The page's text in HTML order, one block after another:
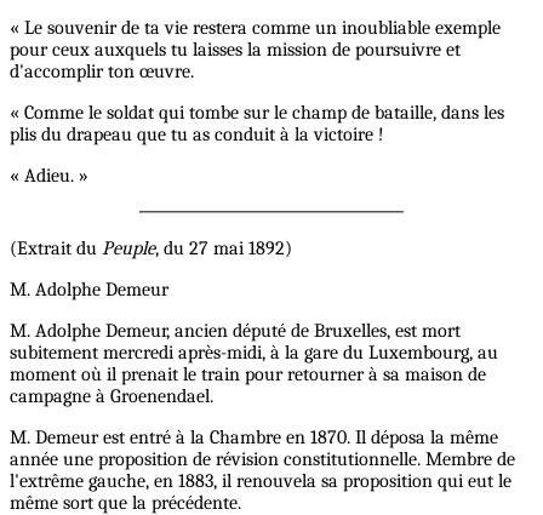
« Le souvenir de ta vie restera comme un inoubliable exemple
pour ceux auxquels tu laisses la mission de poursuivre et
d'accomplir ton œuvre.
« Comme le soldat qui tombe sur le champ de bataille, dans les
plis du drapeau que tu as conduit à la victoire !
« Adieu. »
(Extrait du Peuple, du 27 mai 1892)
M. Adolphe Demeur
M. Adolphe Demeur, ancien député de Bruxelles, est mort
subitement mercredi après-midi, à la gare du Luxembourg, au
moment où il prenait le train pour retourner à sa maison de
campagne à Groenendael.
M. Demeur est entré à la Chambre en 1870. Il déposa la même
année une proposition de révision constitutionnelle. Membre de
l'extrême gauche, en 1883, il renouvela sa proposition qui eut le
même sort que la précédente.